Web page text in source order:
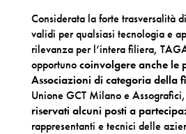
Considerata la forte trasversalità
validi per qualsiasi tecnologia e
rilevanza per l’intera filiera,
opportunocoinvolgere anche le
Associazioni di categoria della
Unione GCT Milano e
riservati alcuni posti a
rappresentanti e tecnici delle